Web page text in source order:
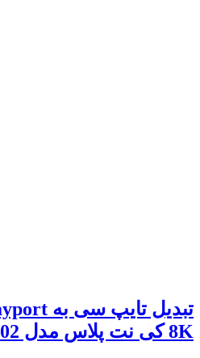
8K کی نت پلاس مدل KP-COCM2DP02